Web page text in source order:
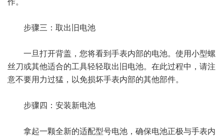
作。
步骤三：取出旧电池
一旦打开背盖，您将看到手表内部的电池。使用小型螺
丝刀或其他适合的工具轻轻取出旧电池。在此过程中，请注
意不要用力过猛，以免损坏手表内部的其他部件。
步骤四：安装新电池
拿起一颗全新的适配型号电池，确保电池正极与手表内